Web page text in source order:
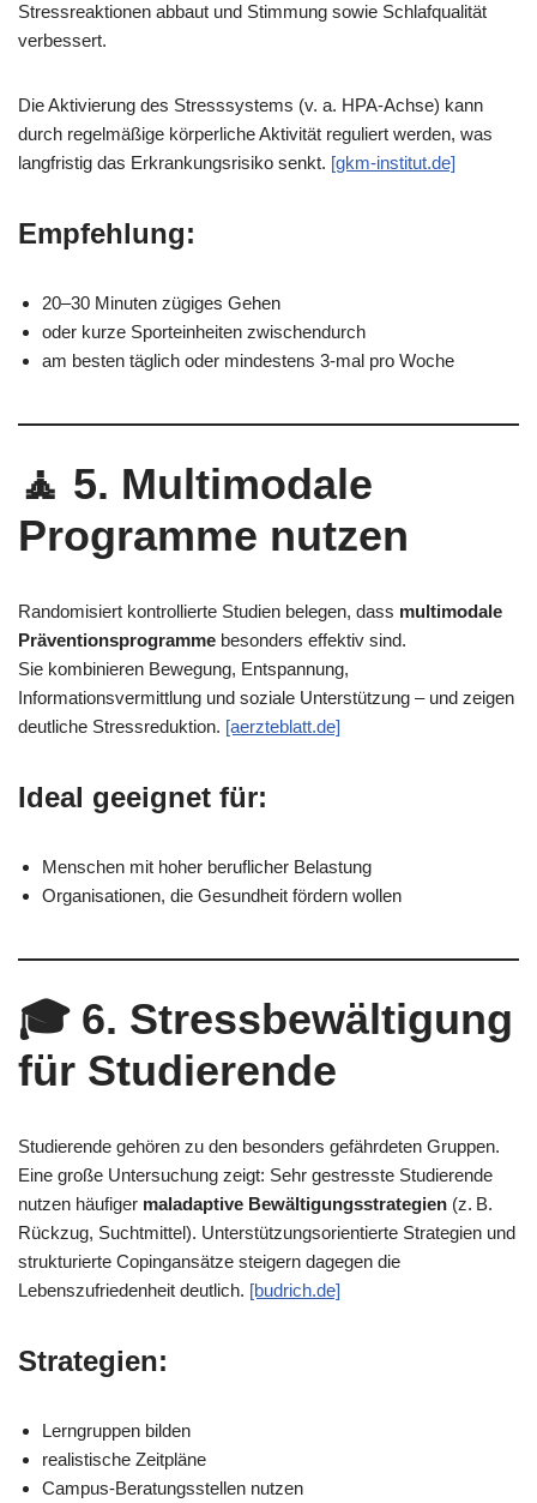
Stressreaktionen abbaut und Stimmung sowie Schlafqualität
verbessert.
Die Aktivierung des Stresssystems (v. a. HPA-Achse) kann
durch regelmäßige körperliche Aktivität reguliert werden, was
langfristig das Erkrankungsrisiko senkt. [gkm-institut.de]
Empfehlung:
20–30 Minuten zügiges Gehen
oder kurze Sporteinheiten zwischendurch
am besten täglich oder mindestens 3-mal pro Woche
🧘 5. Multimodale
Programme nutzen
Randomisiert kontrollierte Studien belegen, dass multimodale
Präventionsprogramme besonders effektiv sind.
Sie kombinieren Bewegung, Entspannung,
Informationsvermittlung und soziale Unterstützung – und zeigen
deutliche Stressreduktion. [aerzteblatt.de]
Ideal geeignet für:
Menschen mit hoher beruflicher Belastung
Organisationen, die Gesundheit fördern wollen
🎓 6. Stressbewältigung
für Studierende
Studierende gehören zu den besonders gefährdeten Gruppen.
Eine große Untersuchung zeigt: Sehr gestresste Studierende
nutzen häufiger maladaptive Bewältigungsstrategien (z. B.
Rückzug, Suchtmittel). Unterstützungsorientierte Strategien und
strukturierte Copingansätze steigern dagegen die
Lebenszufriedenheit deutlich. [budrich.de]
Strategien:
Lerngruppen bilden
realistische Zeitpläne
Campus-Beratungsstellen nutzen